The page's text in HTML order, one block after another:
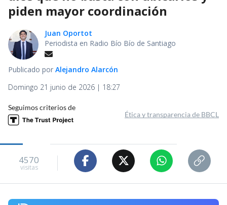
piden mayor coordinación
Juan Oportot
Periodista en Radio Bío Bío de Santiago
Publicado por Alejandro Alarcón
Domingo 21 junio de 2026 | 18:27
Seguimos criterios de
Ética y transparencia de BBCL
4570
visitas